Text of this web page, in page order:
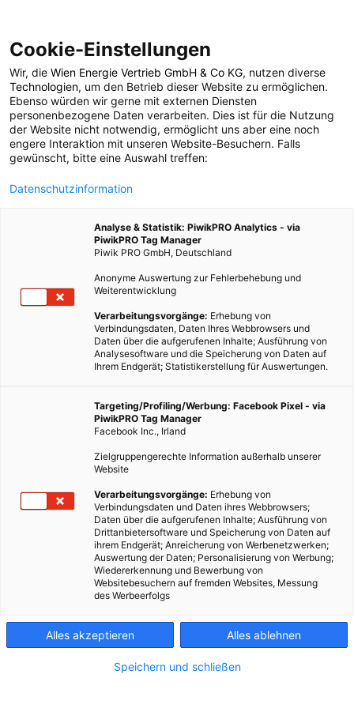
TECH
Das Auge als Vorbild
für Solarzellen
Struktur im Säugetierauge als Vorlage zur
Effizienzsteigerung von Solarzellen.
Cookie-Einstellungen
Wir, die Wien Energie Vertrieb GmbH & Co KG, nutzen diverse
Technologien, um den Betrieb dieser Website zu ermöglichen.
Ebenso würden wir gerne mit externen Diensten
personenbezogene Daten verarbeiten. Dies ist für die Nutzung
der Website nicht notwendig, ermöglicht uns aber eine noch
engere Interaktion mit unseren Website-Besuchern. Falls
gewünscht, bitte eine Auswahl treffen:
Datenschutzinformation
Analyse & Statistik: PiwikPRO Analytics - via
PiwikPRO Tag Manager
Piwik PRO GmbH, Deutschland
Anonyme Auswertung zur Fehlerbehebung und
Weiterentwicklung
Verarbeitungsvorgänge: Erhebung von
Verbindungsdaten, Daten Ihres Webbrowsers und
Daten über die aufgerufenen Inhalte; Ausführung von
Analysesoftware und die Speicherung von Daten auf
Ihrem Endgerät; Statistikerstellung für Auswertungen.
Targeting/Profiling/Werbung: Facebook Pixel - via
PiwikPRO Tag Manager
Facebook Inc., Irland
Zielgruppengerechte Information außerhalb unserer
Website
Verarbeitungsvorgänge: Erhebung von
Verbindungsdaten und Daten ihres Webbrowsers;
Daten über die aufgerufenen Inhalte; Ausführung von
Drittanbietersoftware und Speicherung von Daten auf
ihrem Endgerät; Anreicherung von Werbenetzwerken;
Auswertung der Daten; Personalisierung von Werbung;
Wiedererkennung und Bewerbung von
Websitebesuchern auf fremden Websites, Messung
des Werbeerfolgs
Alles akzeptieren Alles ablehnen
Speichern und schließen